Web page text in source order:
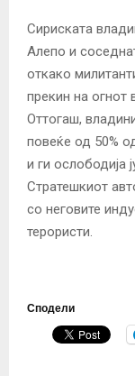
Сириската
Алепо и
откако
прекин на огнот
Оттогаш,
повеќе од 50%
и ги ослободија
Стратешкиот
со неговите
терористи.
Сподели